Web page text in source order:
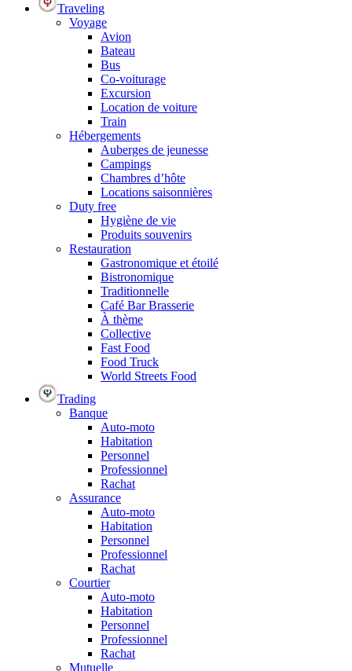
Traveling
Voyage
Avion
Bateau
Bus
Co-voiturage
Excursion
Location de voiture
Train
Hébergements
Auberges de jeunesse
Campings
Chambres d’hôte
Locations saisonnières
Duty free
Hygiène de vie
Produits souvenirs
Restauration
Gastronomique et étoilé
Bistronomique
Traditionnelle
Café Bar Brasserie
À thème
Collective
Fast Food
Food Truck
World Streets Food
Trading
Banque
Auto-moto
Habitation
Personnel
Professionnel
Rachat
Assurance
Auto-moto
Habitation
Personnel
Professionnel
Rachat
Courtier
Auto-moto
Habitation
Personnel
Professionnel
Rachat
Mutuelle